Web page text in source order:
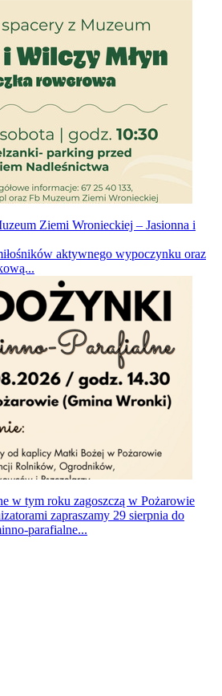
Ziemi Wronieckiej – Jasionna i
aktywnego wypoczynku oraz
w tym roku zagoszczą w Pożarowie
zapraszamy 29 sierpnia do
parafialne...